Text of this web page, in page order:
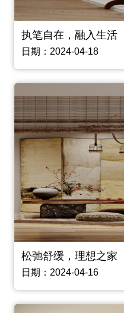
执笔自在，融入生活
日期：2024-04-18
松弛舒缓，理想之家
日期：2024-04-16